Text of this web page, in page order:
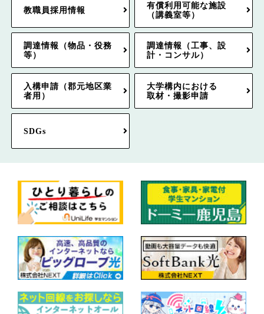
教職員採用情報
有償利用可能な施設
（講義室等）
調達情報（物品・役務
等）
調達情報（工事、設
計・コンサル）
入構申請（郡元地区業
者用）
大学構内における
取材・撮影申請
SDGs